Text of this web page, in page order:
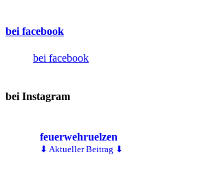
bei facebook
bei facebook
bei Instagram
feuerwehruelzen
⬇ Aktueller Beitrag ⬇